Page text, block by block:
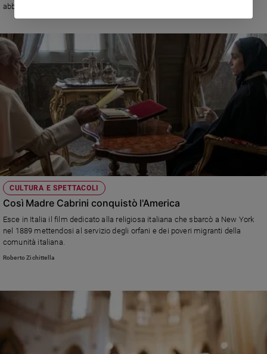
abbiamo visto sia giovani senza futuro né occupazione, ma soprattutto
nuove generazioni disorientate, donne e uomini ingannati dalla politica che
ausiliare dell’arcidiocesi della capitale, padre Osório Citora Afonso,
Missionario della Consolata.
CULTURA E SPETTACOLI
Così Madre Cabrini conquistò l'America
Esce in Italia il film dedicato alla religiosa italiana che sbarcò a New York
nel 1889 mettendosi al servizio degli orfani e dei poveri migranti della
comunità italiana.
Roberto Zichittella